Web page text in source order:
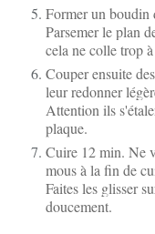
Former un boudin
Parsemer le plan
cela ne colle trop
Couper ensuite
leur redonner
Attention ils
plaque.
Cuire 12 min. Ne
mous à la fin de
Faites les glisser
doucement.